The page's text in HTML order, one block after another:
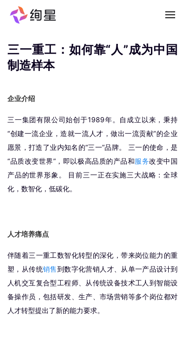
三一重工：如何靠“人”成为中国
制造样本
企业介绍
三一集团有限公司始创于1989年。自成立以来，秉持
“创建一流企业，造就一流人才，做出一流贡献”的企业
愿景，打造了业内知名的“三一”品牌。 三一的使命，是
“品质改变世界”，即以极高品质的产品和服务改变中国
产品的世界形象。 目前三一正在实施三大战略：全球
化，数智化，低碳化。
人才培养痛点
伴随着三一重工数智化转型的深化，带来岗位能力的重
塑，从传统销售到数字化营销人才、从单一产品设计到
人机交互复合型工程师、从传统设备技术工人到智能设
备操作员，包括研发、生产、市场营销等多个岗位都对
人才转型提出了新的能力要求。